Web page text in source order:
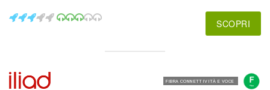
SCOPRI
FIBRA CONNETTIVITÀ E VOCE